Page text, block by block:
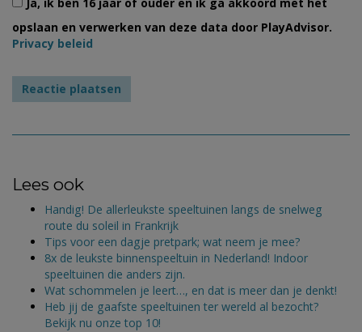
Ja, ik ben 16 jaar of ouder en ik ga akkoord met het
opslaan en verwerken van deze data door PlayAdvisor.
Privacy beleid
Lees ook
Handig! De allerleukste speeltuinen langs de snelweg
route du soleil in Frankrijk
Tips voor een dagje pretpark; wat neem je mee?
8x de leukste binnenspeeltuin in Nederland! Indoor
speeltuinen die anders zijn.
Wat schommelen je leert…, en dat is meer dan je denkt!
Heb jij de gaafste speeltuinen ter wereld al bezocht?
Bekijk nu onze top 10!